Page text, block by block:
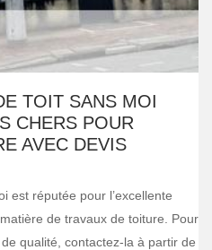
TOIT SANS MOI
CHERS POUR
AVEC DEVIS
est réputée pour l’excellente
de travaux de toiture. Pour
qualité, contactez-la à partir de